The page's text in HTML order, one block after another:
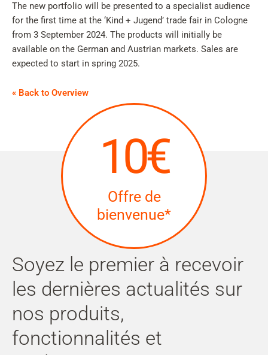
The new portfolio will be presented to a specialist audience
for the first time at the ‘Kind + Jugend’ trade fair in Cologne
from 3 September 2024. The products will initially be
available on the German and Austrian markets. Sales are
expected to start in spring 2025.
« Back to Overview
10€
Offre de
bienvenue*
Soyez le premier à recevoir
les dernières actualités sur
nos produits,
fonctionnalités et